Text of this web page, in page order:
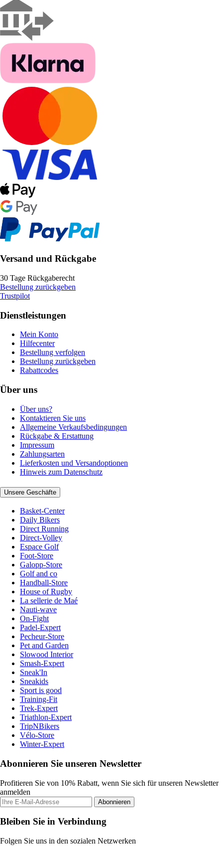
Versand und Rückgabe
30 Tage Rückgaberecht
Bestellung zurückgeben
Trustpilot
Dienstleistungen
Mein Konto
Hilfecenter
Bestellung verfolgen
Bestellung zurückgeben
Rabattcodes
Über uns
Über uns?
Kontaktieren Sie uns
Allgemeine Verkaufsbedingungen
Rückgabe & Erstattung
Impressum
Zahlungsarten
Lieferkosten und Versandoptionen
Hinweis zum Datenschutz
Unsere Geschäfte
Basket-Center
Daily Bikers
Direct Running
Direct-Volley
Espace Golf
Foot-Store
Galopp-Store
Golf and co
Handball-Store
House of Rugby
La sellerie de Maé
Nauti-wave
On-Fight
Padel-Expert
Pecheur-Store
Pet and Garden
Slowood Interior
Smash-Expert
Sneak'In
Sneakids
Sport is good
Training-Fit
Trek-Expert
Triathlon-Expert
TripNBikers
Vélo-Store
Winter-Expert
Abonnieren Sie unseren Newsletter
Profitieren Sie von 10% Rabatt, wenn Sie sich für unseren Newsletter
anmelden
Abonnieren
Bleiben Sie in Verbindung
Folgen Sie uns in den sozialen Netzwerken